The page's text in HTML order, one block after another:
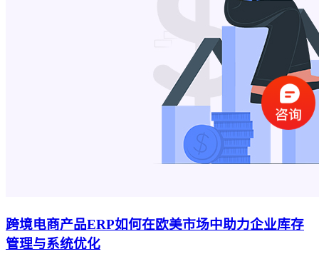
跨境电商产品ERP如何在欧美市场中助力企业库存
管理与系统优化